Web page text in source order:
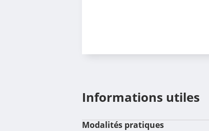
Informations utiles
Modalités pratiques